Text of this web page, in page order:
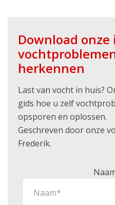
Download
herkennen
Last van vocht in huis?
gids hoe u zelf
opsporen en oplossen.
Geschreven door onze
Frederik.